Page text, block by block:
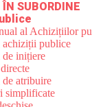
SUBORDINE
al Achizițiilor
publice
inițiere
atribuire
simplificate